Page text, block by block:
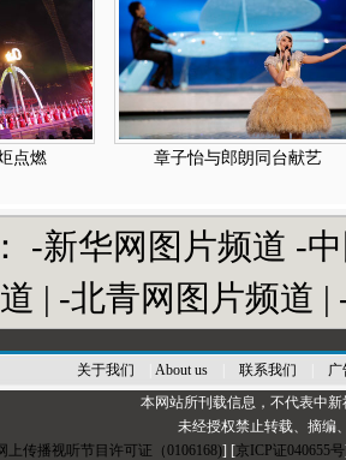
点燃 章子怡与郎朗同台献艺
-新华网图片频道 -
| -北青网图片频道 |
关于我们 About us| 联系我们
广
本网站所刊载信息，不代表中
未经授权禁止转载、摘编
上传播视听节目许可证（0106168)] [京ICP证040655号